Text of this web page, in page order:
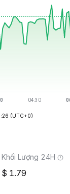
(UTC+0)
Khối Lượng 24H
1.79